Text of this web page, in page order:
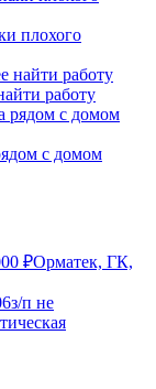
плохого
работу
с домом
₽Орматек, ГК,
з/п не